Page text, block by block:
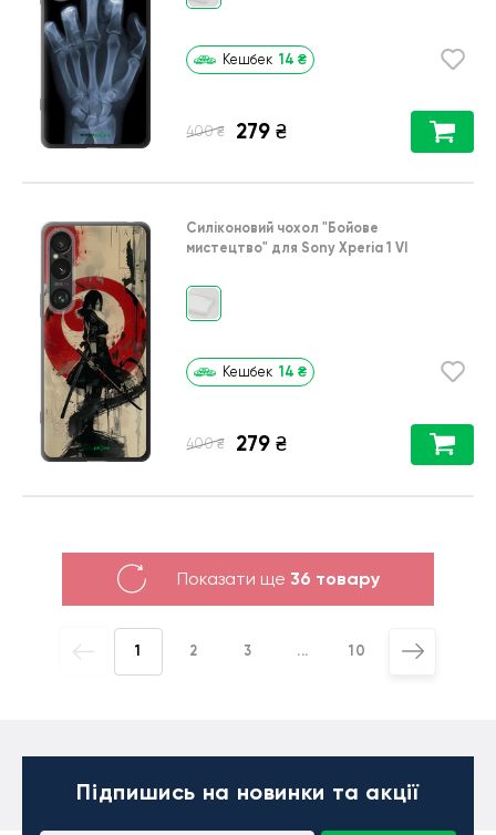
Кешбек 14 ₴
400 ₴ 279 ₴
Силіконовий чохол "Бойове
мистецтво" для Sony Xperia 1 VI
Кешбек 14 ₴
400 ₴ 279 ₴
Показати ще 36 товару
1 2 3 ... 10
Підпишись на новинки та акції